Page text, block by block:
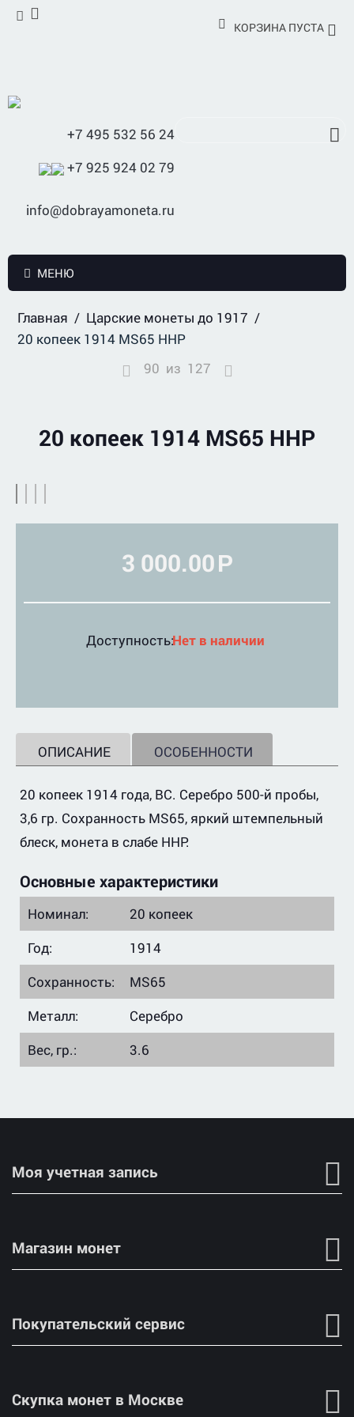
КОРЗИНА ПУСТА
+7 495 532 56 24
+7 925 924 02 79
info@dobrayamoneta.ru
МЕНЮ
Главная / Царские монеты до 1917 /
20 копеек 1914 MS65 ННР
90 из 127
20 копеек 1914 MS65 ННР
3 000.00Р
Доступность:Нет в наличии
ОПИСАНИЕ ОСОБЕННОСТИ
20 копеек 1914 года, ВС. Серебро 500-й пробы,
3,6 гр. Сохранность MS65, яркий штемпельный
блеск, монета в слабе ННР.
Основные характеристики
Номинал:
20 копеек
Год:
1914
Сохранность:
MS65
Металл:
Серебро
Вес, гр.:
3.6
Моя учетная запись
Магазин монет
Покупательский сервис
Скупка монет в Москве